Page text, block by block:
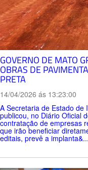
GOVERNO DE MATO
OBRAS DE
PRETA
14/04/2026 ás 13:23:00
A Secretaria de Estado
publicou, no Diário Oficial
contratação de empresas
que irão beneficiar
editais, prevê a implanta&...